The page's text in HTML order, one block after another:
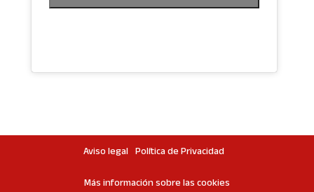
Aviso legal Política de Privacidad
Más información sobre las cookies